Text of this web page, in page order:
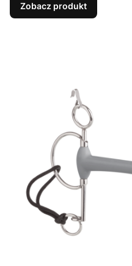
Zobacz produkt